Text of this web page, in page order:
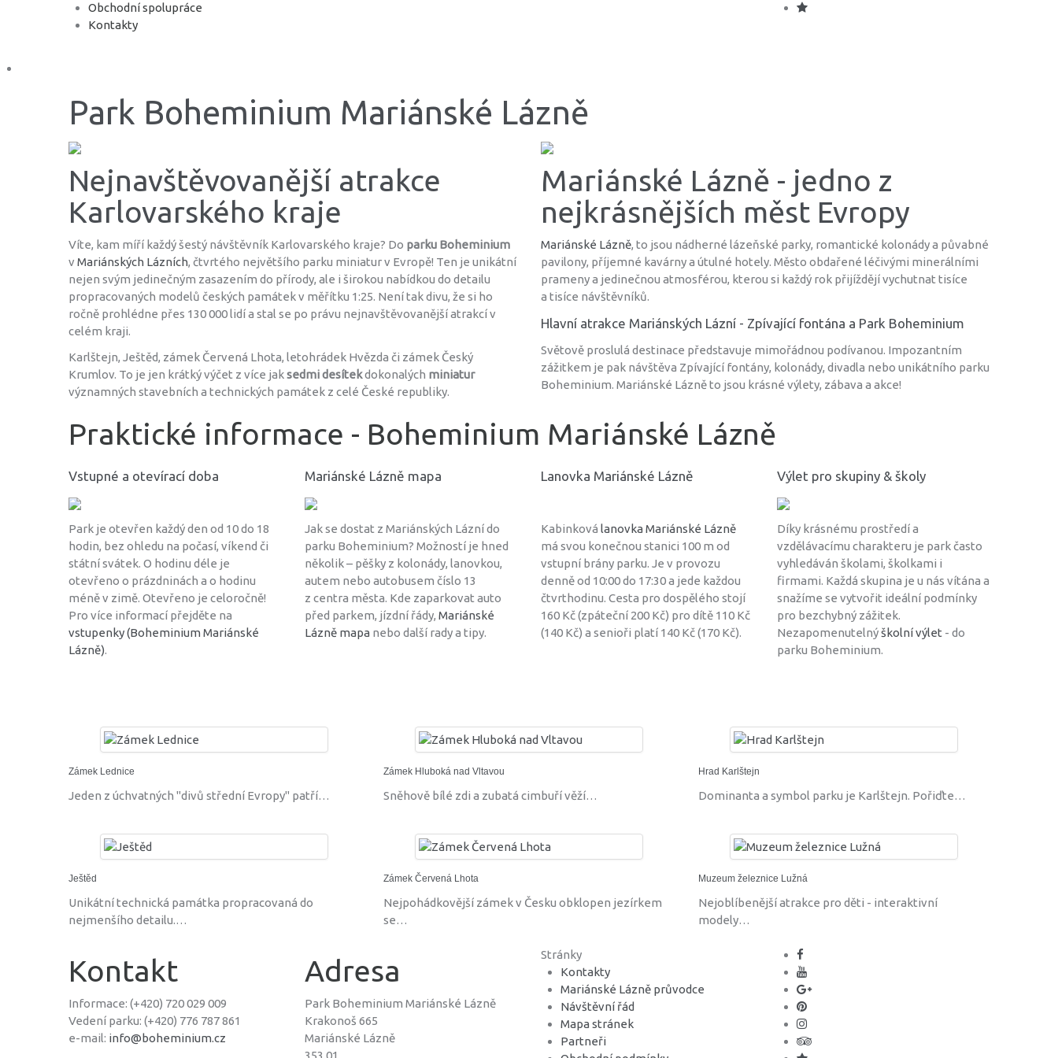
Obchodní spolupráce
Kontakty
Park Boheminium Mariánské Lázně
Nejnavštěvovanější atrakce
Karlovarského kraje
Víte, kam míří každý šestý návštěvník Karlovarského kraje? Do parku Boheminium
v Mariánských Lázních, čtvrtého největšího parku miniatur v Evropě! Ten je unikátní
nejen svým jedinečným zasazením do přírody, ale i širokou nabídkou do detailu
propracovaných modelů českých památek v měřítku 1:25. Není tak divu, že si ho
ročně prohlédne přes 130 000 lidí a stal se po právu nejnavštěvovanější atrakcí v
celém kraji.
Karlštejn, Ještěd, zámek Červená Lhota, letohrádek Hvězda či zámek Český
Krumlov. To je jen krátký výčet z více jaksedmi desítekdokonalých miniatur
významných stavebních a technických památek z celé České republiky.
Mariánské Lázně - jedno z
nejkrásnějších měst Evropy
Mariánské Lázně, to jsou nádherné lázeňské parky, romantické kolonády a půvabné
pavilony, příjemné kavárny a útulné hotely. Město obdařené léčivými minerálními
prameny a jedinečnou atmosférou, kterou si každý rok přijíždějí vychutnat tisíce
a tisíce návštěvníků.
Hlavní atrakce Mariánských Lázní - Zpívající fontána a Park Boheminium
Světově proslulá destinace představuje mimořádnou podívanou. Impozantním
zážitkem je pak návštěva Zpívající fontány, kolonády, divadla nebo unikátního parku
Boheminium. Mariánské Lázně to jsou krásné výlety, zábava a akce!
Praktické informace - Boheminium Mariánské Lázně
Vstupné a otevírací doba
Park je otevřen každý den od 10 do 18
hodin, bez ohledu na počasí, víkend či
státní svátek. O hodinu déle je
otevřeno o prázdninách a o hodinu
méně v zimě. Otevřeno je celoročně!
Pro více informací přejděte na
vstupenky (Boheminium Mariánské
Lázně).
Mariánské Lázně mapa
Jak se dostat z Mariánských Lázní do
parku Boheminium? Možností je hned
několik – pěšky z kolonády, lanovkou,
autem nebo autobusem číslo 13
z centra města. Kde zaparkovat auto
před parkem, jízdní řády, Mariánské
Lázně mapa nebo další rady a tipy.
Lanovka Mariánské Lázně
Kabinková lanovka Mariánské Lázně
má svou konečnou stanici 100 m od
vstupní brány parku. Je v provozu
denně od 10:00 do 17:30 a jede každou
čtvrthodinu. Cesta pro dospělého stojí
160 Kč (zpáteční 200 Kč) pro dítě 110 Kč
(140 Kč) a senioři platí 140 Kč (170 Kč).
Výlet pro skupiny & školy
Díky krásnému prostředí a
vzdělávacímu charakteru je park často
vyhledáván školami, školkami i
firmami. Každá skupina je u nás vítána a
snažíme se vytvořit ideální podmínky
pro bezchybný zážitek.
Nezapomenutelnýškolní výlet - do
parku Boheminium.
Zámek Lednice
Jeden z úchvatných "divů střední Evropy" patří…
Zámek Hluboká nad Vltavou
Sněhově bílé zdi a zubatá cimbuří věží…
Hrad Karlštejn
Dominanta a symbol parku je Karlštejn. Pořiďte…
Ještěd
Unikátní technická památka propracovaná do
nejmenšího detailu.…
Zámek Červená Lhota
Nejpohádkovější zámek v Česku obklopen jezírkem
se…
Muzeum železnice Lužná
Nejoblíbenější atrakce pro děti - interaktivní
modely…
Kontakt
Informace: (+420) 720 029 009
Vedení parku: (+420) 776 787 861
e-mail: info@boheminium.cz
Adresa
Park Boheminium Mariánské Lázně
Krakonoš 665
Mariánské Lázně
Stránky
Kontakty
Mariánské Lázně průvodce
Návštěvní řád
Mapa stránek
Partneři